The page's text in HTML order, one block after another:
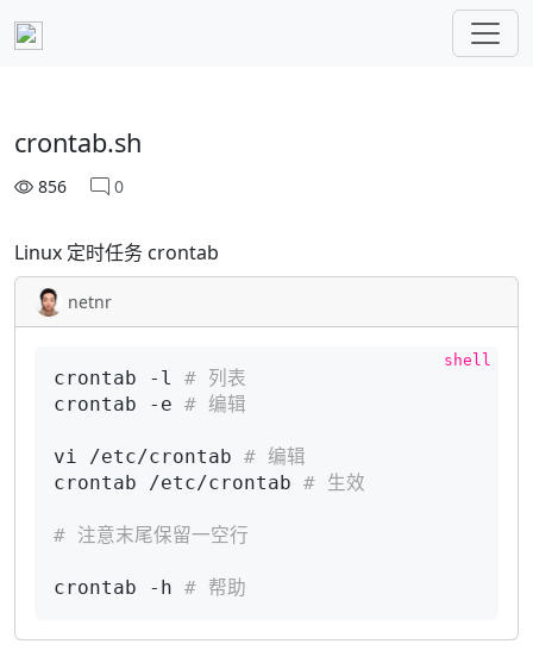
crontab.sh
856 0
Linux 定时任务 crontab
netnr
crontab -l # 列表
crontab -e # 编辑
vi /etc/crontab # 编辑
crontab /etc/crontab # 生效
# 注意末尾保留一空行
crontab -h # 帮助